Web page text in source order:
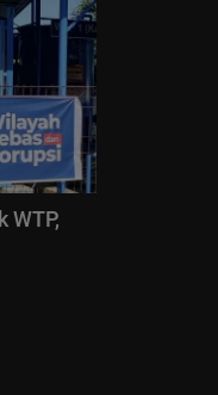
WTP,